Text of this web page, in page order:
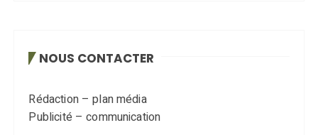
NOUS CONTACTER
Rédaction – plan média
Publicité – communication